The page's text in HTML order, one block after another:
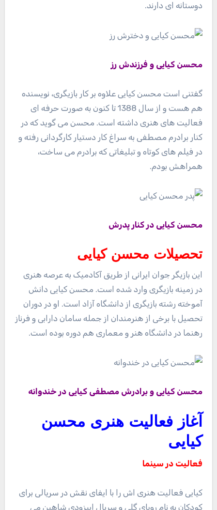
دوستانه ای دارند.
محسن کیایی و فرزندش رز
گفتنی است محسن کیایی علاوه بر کار بازیگری، نویسنده
هم هست و از سال 1388 تا کنون به صورت حرفه ای
فعالیت های هنری داشته است. محسن می گوید که در
کنار برادرم مصطفی به سراغ کار دستیار کارگردانی رفته و
در فیلم های کوتاه و تبلیغاتی که برادرم می ساخت،
همراهش بودم.
محسن کیایی در کنار پدرش
تحصیلات محسن کیایی
این بازیگر جوان ایرانی از طریق آکادمیک به عرصه هنری
در زمینه بازیگری وارد شده است. محسن کیایی دانش
آموخته رشته بازیگری از دانشگاه آزاد است. او در دوران
تحصیل با برخی از هنرمندان از جمله سامان دارابی و فرناز
رهنما در دانشگاه هنر و معماری هم دوره بوده است.
محسن کیایی و برادرش مصطفی کیایی در خندوانه
آغاز فعالیت هنری محسن
کیایی
فعالیت در سینما
کیایی فعالیت هنری اش را با ایفای نقش در سریالی برای
کودکان به نام رویای گلی و سریال ایپزودی شاهین می